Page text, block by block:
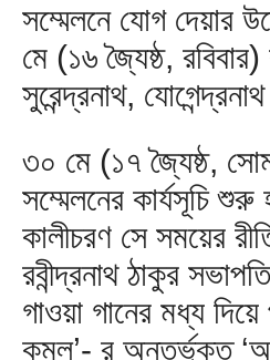
সম্মেলনে যোগ দেয়ার
মে (১৬ জ্যৈষ্ঠ,
সুরেন্দ্রনাথ,
৩০ মে (১৭ জ্যৈষ্ঠ,
সম্মেলনের কার্যসূচি
কালীচরণ সে সময়ের
রবীন্দ্রনাথ ঠাকুর
গাওয়া গানের মধ্য
কমল’- র অন্তর্ভুক্ত